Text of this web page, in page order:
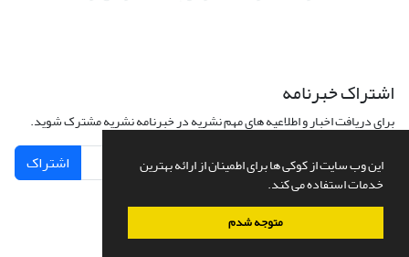
این وب سایت از کوکی ها برای اطمینان از ارائه بهترین
خدمات استفاده می کند.
متوجه شدم
اشتراک خبرنامه
برای دریافت اخبار و اطلاعیه های مهم نشریه در خبرنامه نشریه مشترک شوید.
اشتراک
سامانه مدیریت نشریات علمی.طراحی و پیاده سازی ازسیناوب